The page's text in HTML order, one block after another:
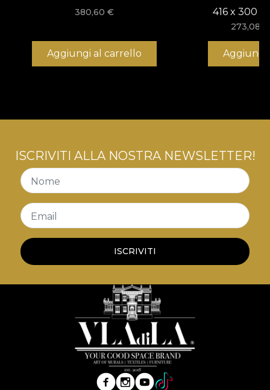
380,60 €
Aggiungi al carrello
416 x 300
273,08
Aggiungi
ISCRIVITI ALLA NOSTRA NEWSLETTER!
Nome
Email
ISCRIVITI